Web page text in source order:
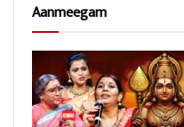
Aanmeegam